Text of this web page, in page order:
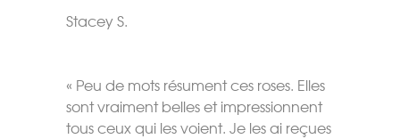
Stacey S.
« Peu de mots résument ces roses. Elles
sont vraiment belles et impressionnent
tous ceux qui les voient. Je les ai reçues